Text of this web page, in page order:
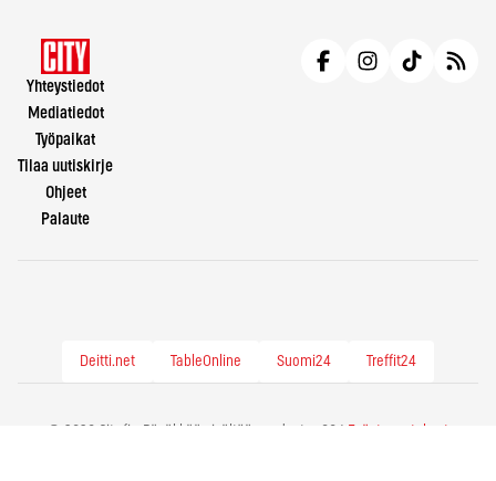
Yhteystiedot
Mediatiedot
Työpaikat
Tilaa uutiskirje
Ohjeet
Palaute
Deitti.net TableOnline Suomi24 Treffit24